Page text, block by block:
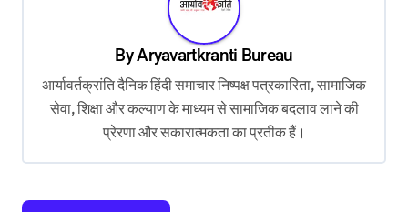
ByAryavartkranti Bureau
आर्यावर्तक्रांति दैनिक हिंदी समाचार निष्पक्ष पत्रकारिता, सामाजिक
सेवा, शिक्षा और कल्याण के माध्यम से सामाजिक बदलाव लाने की
प्रेरणा और सकारात्मकता का प्रतीक हैं।